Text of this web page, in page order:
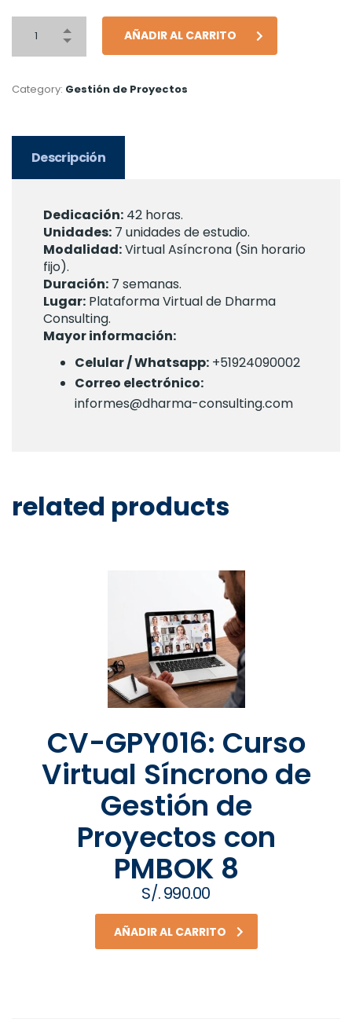
AÑADIR AL CARRITO
Category: Gestión de Proyectos
Descripción
Dedicación: 42 horas.
Unidades: 7 unidades de estudio.
Modalidad:Virtual Asíncrona (Sin horario
fijo).
Duración: 7 semanas.
Lugar: Plataforma Virtual de Dharma
Consulting.
Mayor información:
Celular / Whatsapp: +51924090002
Correo electrónico:
informes@dharma-consulting.com
related products
CV-GPY016: Curso
Virtual Síncrono de
Gestión de
Proyectos con
PMBOK 8
S/.990.00
AÑADIR AL CARRITO